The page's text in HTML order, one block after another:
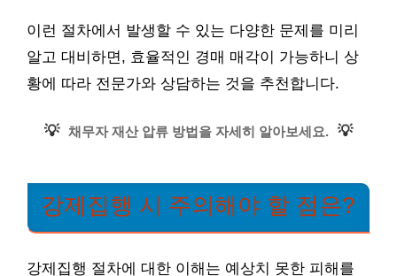
이런 절차에서 발생할 수 있는 다양한 문제를 미리
알고 대비하면, 효율적인 경매 매각이 가능하니 상
황에 따라 전문가와 상담하는 것을 추천합니다.
💡 채무자 재산 압류 방법을 자세히 알아보세요. 💡
강제집행 시 주의해야 할 점은?
강제집행 절차에 대한 이해는 예상치 못한 피해를